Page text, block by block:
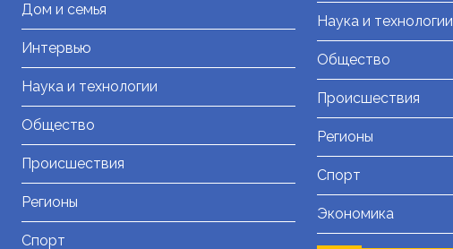
Дом и семья
Интервью
Наука и технологии
Общество
Происшествия
Регионы
Спорт
Наука и технологии
Общество
Происшествия
Регионы
Спорт
Экономика